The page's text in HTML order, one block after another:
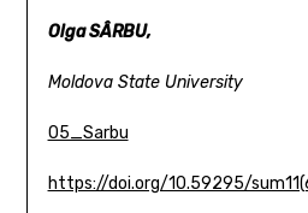
Olga SÂRBU,
Moldova State University
05_Sarbu
https://doi.org/10.59295/